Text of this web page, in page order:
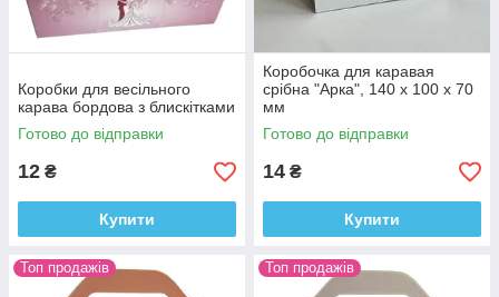
Коробки для весільного
карава бордова з блискітками
Готово до відправки
12 ₴
Купити
Коробочка для каравая
срібна "Арка", 140 х 100 х 70
мм
Готово до відправки
14 ₴
Купити
Топ продажів Топ продажів